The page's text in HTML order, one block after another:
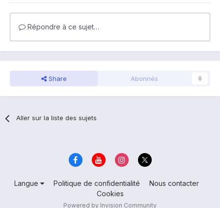
Répondre à ce sujet…
Share Abonnés 0
Aller sur la liste des sujets
Langue Politique de confidentialité
Nous contacter
Cookies
Powered by Invision Community